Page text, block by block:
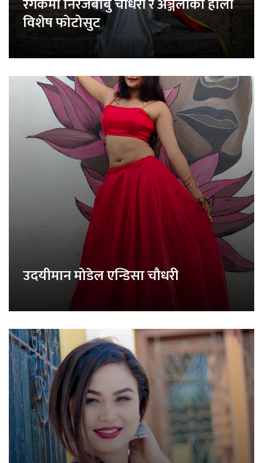
रंगकर्मी निरजबाबु चौधरी र अञ्जलीको होली
विशेष फोटोसुट
उदयीमान मोडेल एन्डिसा चौधरी